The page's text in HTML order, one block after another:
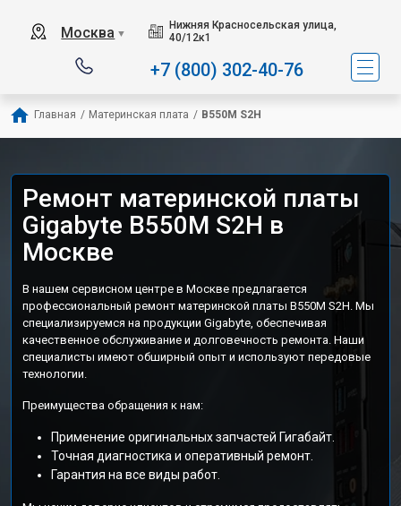
Москва ▼
Нижняя Красносельская улица,
40/12к1
+7 (800) 302-40-76
Главная / Материнская плата / B550M S2H
Ремонт материнской платы
Gigabyte B550M S2H в
Москве
В нашем сервисном центре в Москве предлагается
профессиональный ремонт материнской платы B550M S2H. Мы
специализируемся на продукции Gigabyte, обеспечивая
качественное обслуживание и долговечность ремонта. Наши
специалисты имеют обширный опыт и используют передовые
технологии.
Преимущества обращения к нам:
Применение оригинальных запчастей Гигабайт.
Точная диагностика и оперативный ремонт.
Гарантия на все виды работ.